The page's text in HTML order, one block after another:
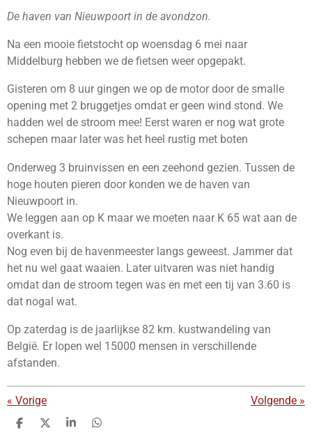
De haven van Nieuwpoort in de avondzon.
Na een mooie fietstocht op woensdag 6 mei naar
Middelburg hebben we de fietsen weer opgepakt.
Gisteren om 8 uur gingen we op de motor door de smalle
opening met 2 bruggetjes omdat er geen wind stond. We
hadden wel de stroom mee! Eerst waren er nog wat grote
schepen maar later was het heel rustig met boten
Onderweg 3 bruinvissen en een zeehond gezien. Tussen de
hoge houten pieren door konden we de haven van
Nieuwpoort in.
We leggen aan op K maar we moeten naar K 65 wat aan de
overkant is.
Nog even bij de havenmeester langs geweest. Jammer dat
het nu wel gaat waaien. Later uitvaren was niet handig
omdat dan de stroom tegen was en met een tij van 3.60 is
dat nogal wat.
Op zaterdag is de jaarlijkse 82 km. kustwandeling van
België. Er lopen wel 15000 mensen in verschillende
afstanden.
« Vorige Volgende »
D
D
S
D